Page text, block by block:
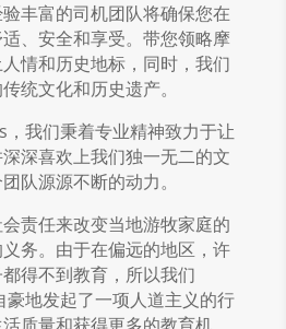
丰富的司机团队将确保您在
、安全和享受。带您领略摩
情和历史地标，同时，我们
统文化和历史遗产。
，我们秉着专业精神致力于让
深喜欢上我们独一无二的文
队源源不断的动力。
责任来改变当地游牧家庭的
务。由于在偏远的地区，许
得不到教育，所以我们
豪地发起了一项人道主义的行